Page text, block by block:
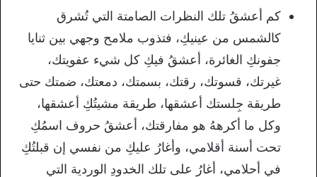
كم أعشقُ تلك النظرات الصامتة التي تُشرق
كالشمس من عينيكِ، فتذوب ملامح وجهي بين ثنايا
جفونكِ الغائرة، أعشقُ فيكِ كل شيء عفويتك،
غيرتك، قسوتك، رقتك، بسمتك، دمعتك، ضمتك حتى
طريقة جِلستك أعشقها، طريقة مشيتُكِ أعشقها،
وكل ما أكرههُ هو مفارقتك، أعشقُ حروف اسمُكِ
تحت أسنة أقلامي، وأغارُ عليكِ من نفسي إن قبلتُكِ
في أحلامي، أغارُ على تلك الخدودِ الوردية التي